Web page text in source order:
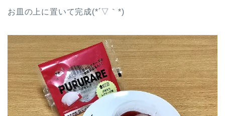
お皿の上に置いて完成(*´▽｀*)